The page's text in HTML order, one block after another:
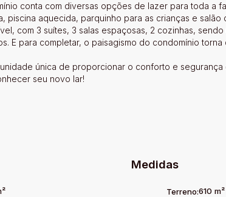
conta com diversas opções de lazer para toda a
piscina aquecida, parquinho para as crianças e salão
com 3 suítes, 3 salas espaçosas, 2 cozinhas,
E para completar, o paisagismo do condomínio
única de proporcionar o conforto e segurança
seu novo lar!
Medidas
Terreno:610 m²